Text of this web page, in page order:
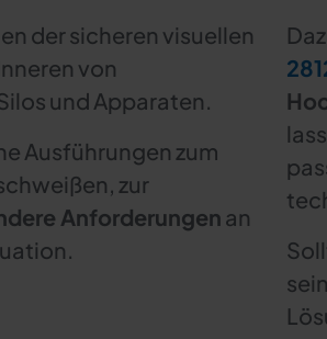
der sicheren visuellen
von
und Apparaten.
Ausführungen zum
zur
Anforderungen an